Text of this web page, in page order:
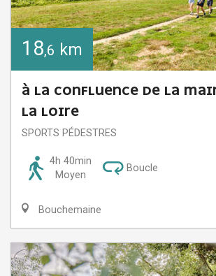
18,6 km
À LA CONFLUENCE DE LA
LA LOIRE
SPORTS PÉDESTRES
4h 40min
Moyen
Boucle
Bouchemaine